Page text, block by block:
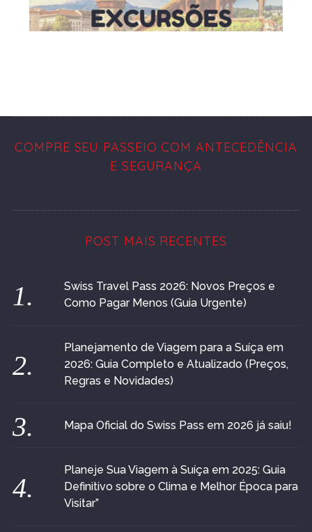
COMPRE SEU PASSEIO COM ANTECEDÊNCIA
E SEGURANÇA
POST MAIS RECENTES
Swiss Travel Pass 2026: Novos Preços e
Como Pagar Menos (Guia Urgente)
Planejamento de Viagem para a Suíça em
2026: Guia Completo e Atualizado (Preços,
Regras e Novidades)
Mapa Oficial do Swiss Pass em 2026 já saiu!
Planeje Sua Viagem à Suíça em 2025: Guia
Definitivo sobre o Clima e Melhor Época para
Visitar”